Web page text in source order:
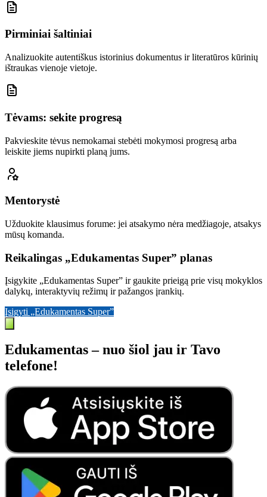
Pirminiai šaltiniai
Analizuokite autentiškus istorinius dokumentus ir literatūros kūrinių
ištraukas vienoje vietoje.
Tėvams: sekite progresą
Pakvieskite tėvus nemokamai stebėti mokymosi progresą arba
leiskite jiems nupirkti planą jums.
Mentorystė
Užduokite klausimus forume: jei atsakymo nėra medžiagoje, atsakys
mūsų komanda.
Reikalingas „Edukamentas Super” planas
Įsigykite „Edukamentas Super” ir gaukite prieigą prie visų mokyklos
dalykų, interaktyvių režimų ir pažangos įrankių.
Įsigyti „Edukamentas Super”
Edukamentas – nuo šiol jau ir Tavo
telefone!